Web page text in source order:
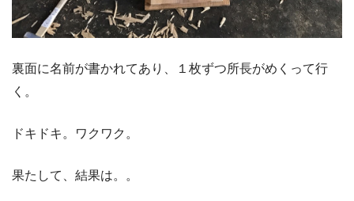
裏面に名前が書かれてあり、１枚ずつ所長がめくって行
く。
ドキドキ。ワクワク。
果たして、結果は。。